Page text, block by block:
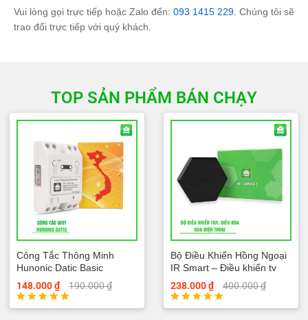
Vui lòng gọi trực tiếp hoặc Zalo đến: 093 1415 229. Chúng tôi sẽ
trao đổi trực tiếp với quý khách.
TOP SẢN PHẨM BÁN CHẠY
Công Tắc Thông Minh
Hunonic Datic Basic
148.000₫ 190.000₫
Được xếp
Bộ Điều Khiển Hồng Ngoại
IR Smart – Điều khiển tv
điều hòa
238.000₫ 400.000₫
Được xếp